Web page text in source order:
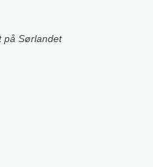
på Sørlandet